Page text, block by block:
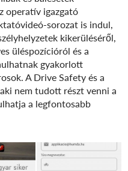
operatív igazgató
sorozat is indul,
kikerüléséről,
üléspozícióról és a
gyakorlott
A Drive Safety és a
nem tudott részt venni a
a legfontosabb